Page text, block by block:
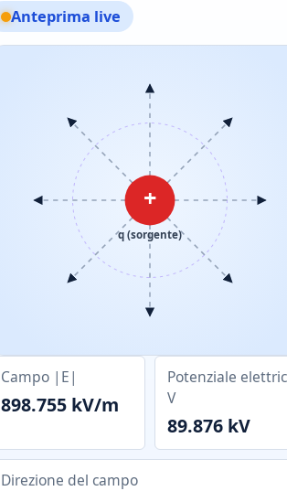
Anteprima live
+
q (sorgente)
Campo |E|
898.755 kV/m
Potenziale
V
89.876 kV
Direzione del campo